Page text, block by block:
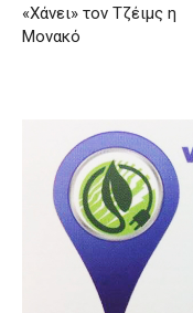
«Χάνει» τον Τζέιμς η
Μονακό